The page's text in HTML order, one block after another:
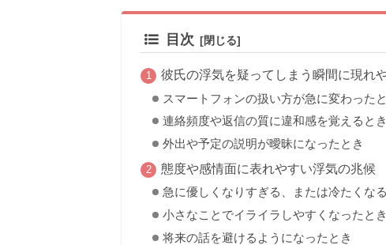
目次
彼氏の浮気を疑ってしまう瞬間に現れ
スマートフォンの扱い方が急に変わった
連絡頻度や返信の質に違和感を覚えるとき
外出や予定の説明が曖昧になったとき
態度や感情面に表れやすい浮気の兆候
急に優しくなりすぎる、または冷たくな
小さなことでイライラしやすくなったとき
将来の話を避けるようになったとき